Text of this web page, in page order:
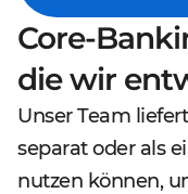
Core-
die wir
Unser Team
separat oder als
nutzen können,